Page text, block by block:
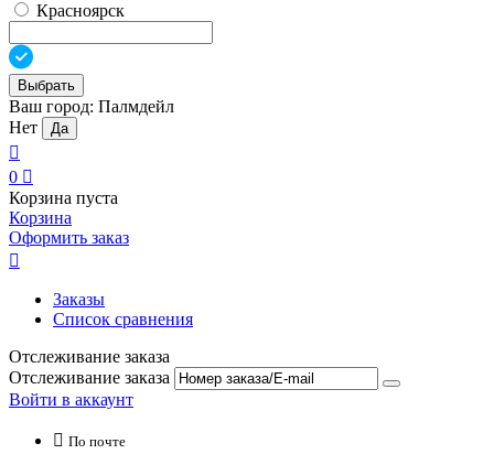
Красноярск
Выбрать
Ваш город: Палмдейл
Нет
Да

0 
Корзина пуста
Корзина
Оформить заказ

Заказы
Список сравнения
Отслеживание заказа
Отслеживание заказа
Войти в аккаунт
 По почте